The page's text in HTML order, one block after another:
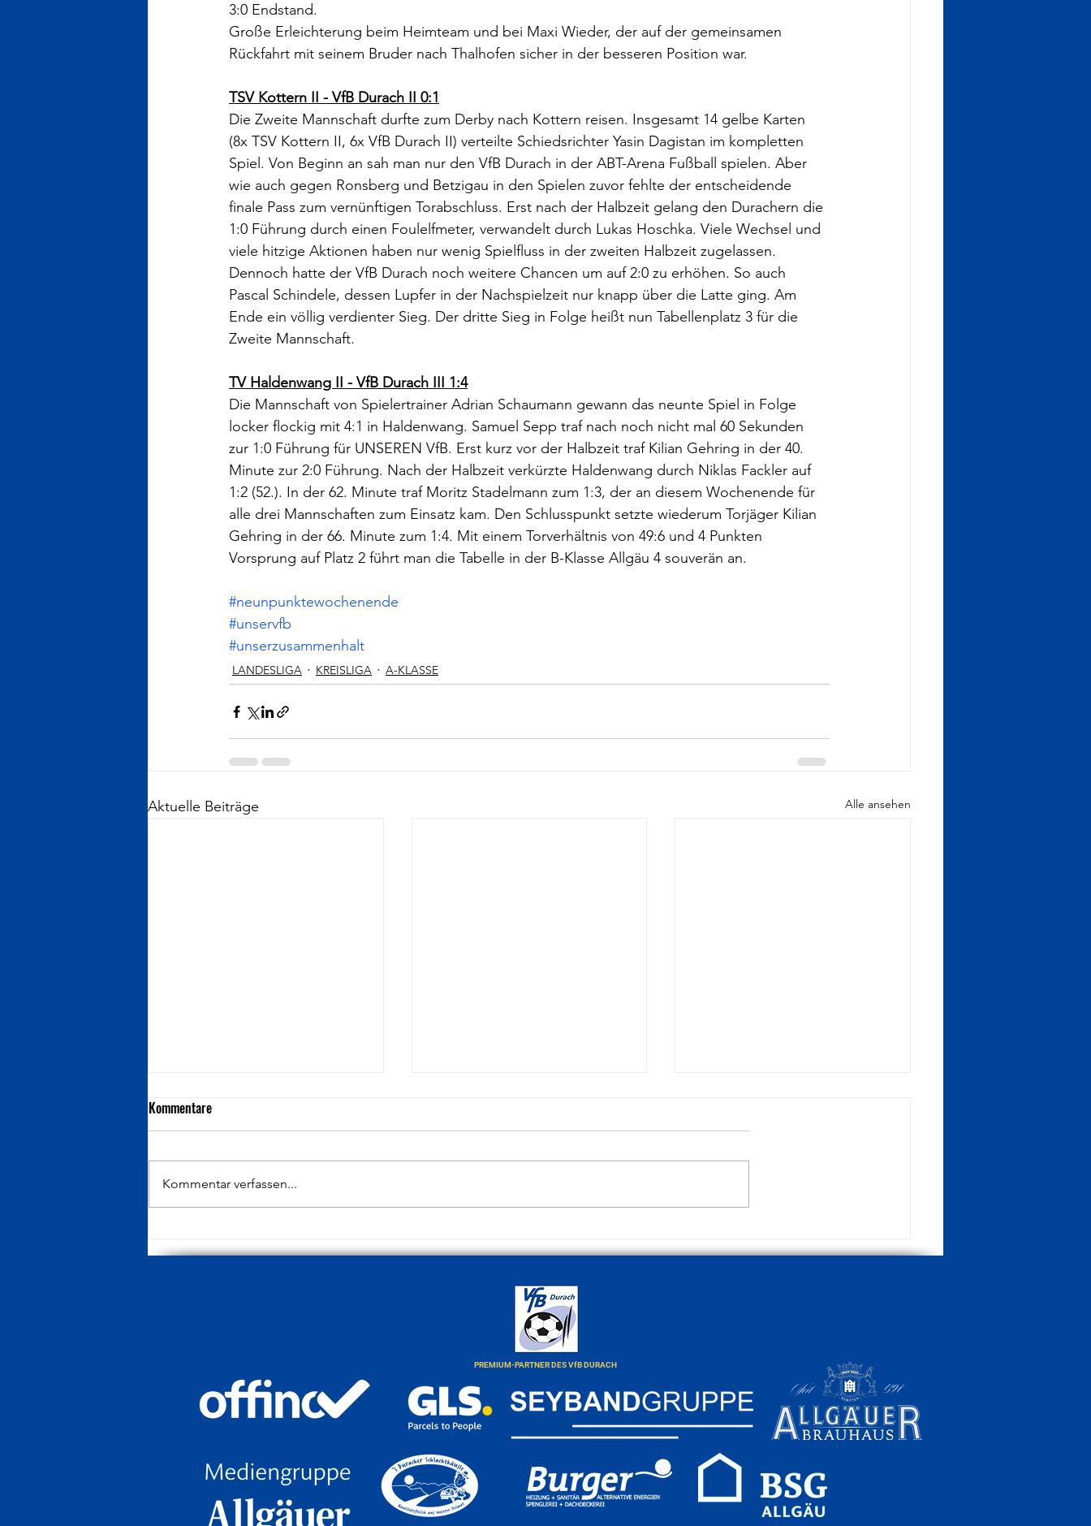
3:0 Endstand.
Große Erleichterung beim Heimteam und bei Maxi Wieder, der auf der gemeinsamen
Rückfahrt mit seinem Bruder nach Thalhofen sicher in der besseren Position war.
TSV Kottern II - VfB Durach II 0:1
Die Zweite Mannschaft durfte zum Derby nach Kottern reisen. Insgesamt 14 gelbe Karten
(8x TSV Kottern II, 6x VfB Durach II) verteilte Schiedsrichter Yasin Dagistan im kompletten
Spiel. Von Beginn an sah man nur den VfB Durach in der ABT-Arena Fußball spielen. Aber
wie auch gegen Ronsberg und Betzigau in den Spielen zuvor fehlte der entscheidende
finale Pass zum vernünftigen Torabschluss. Erst nach der Halbzeit gelang den Durachern die
1:0 Führung durch einen Foulelfmeter, verwandelt durch Lukas Hoschka. Viele Wechsel und
viele hitzige Aktionen haben nur wenig Spielfluss in der zweiten Halbzeit zugelassen.
Dennoch hatte der VfB Durach noch weitere Chancen um auf 2:0 zu erhöhen. So auch
Pascal Schindele, dessen Lupfer in der Nachspielzeit nur knapp über die Latte ging. Am
Ende ein völlig verdienter Sieg. Der dritte Sieg in Folge heißt nun Tabellenplatz 3 für die
Zweite Mannschaft.
TV Haldenwang II - VfB Durach III 1:4
Die Mannschaft von Spielertrainer Adrian Schaumann gewann das neunte Spiel in Folge
locker flockig mit 4:1 in Haldenwang. Samuel Sepp traf nach noch nicht mal 60 Sekunden
zur 1:0 Führung für UNSEREN VfB. Erst kurz vor der Halbzeit traf Kilian Gehring in der 40.
Minute zur 2:0 Führung. Nach der Halbzeit verkürzte Haldenwang durch Niklas Fackler auf
1:2 (52.). In der 62. Minute traf Moritz Stadelmann zum 1:3, der an diesem Wochenende für
alle drei Mannschaften zum Einsatz kam. Den Schlusspunkt setzte wiederum Torjäger Kilian
Gehring in der 66. Minute zum 1:4. Mit einem Torverhältnis von 49:6 und 4 Punkten
Vorsprung auf Platz 2 führt man die Tabelle in der B-Klasse Allgäu 4 souverän an.
#neunpunktewochenende
#unservfb
#unserzusammenhalt
LANDESLIGA KREISLIGA A-KLASSE
Aktuelle Beiträge Alle ansehen
Stadion
Kommentare
Kommentar verfassen...
PREMIUM-PARTNER DES VfB DURACH